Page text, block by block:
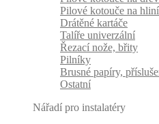
Pilové kotouče na
Drátěné kartáče
Talíře univerzální
Řezací nože, břity
Pilníky
Brusné papíry,
Ostatní
Nářadí pro instalatéry